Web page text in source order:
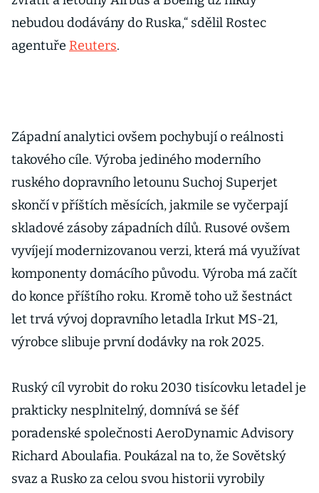
nebudou dodávány do Ruska,“ sdělil Rostec
agentuře Reuters.
Západní analytici ovšem pochybují o reálnosti
takového cíle. Výroba jediného moderního
ruského dopravního letounu Suchoj Superjet
skončí v příštích měsících, jakmile se vyčerpají
skladové zásoby západních dílů. Rusové ovšem
vyvíjejí modernizovanou verzi, která má využívat
komponenty domácího původu. Výroba má začít
do konce příštího roku. Kromě toho už šestnáct
let trvá vývoj dopravního letadla Irkut MS-21,
výrobce slibuje první dodávky na rok 2025.
Ruský cíl vyrobit do roku 2030 tisícovku letadel je
prakticky nesplnitelný, domnívá se šéf
poradenské společnosti AeroDynamic Advisory
Richard Aboulafia. Poukázal na to, že Sovětský
svaz a Rusko za celou svou historii vyrobily